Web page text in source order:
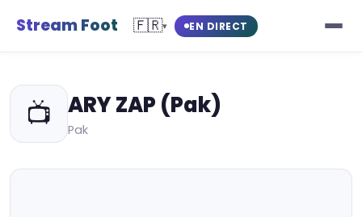
Stream Foot 🇫🇷▾ EN DIRECT
📺 ARY ZAP (Pak)
Pak